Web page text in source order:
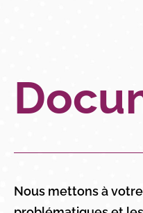
Nous mettons à